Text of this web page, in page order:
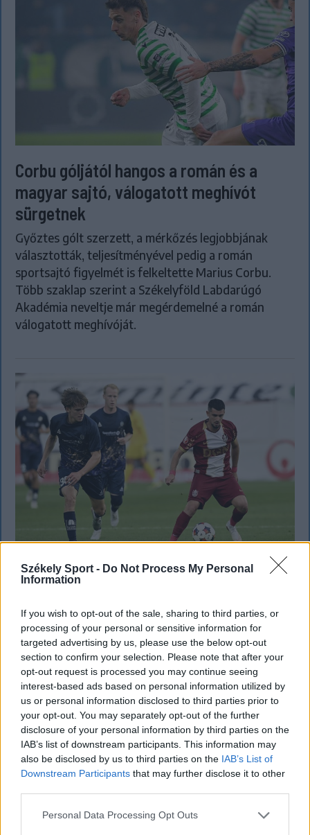
Székely Sport - Do Not Process My Personal
Information
If you wish to opt-out of the sale, sharing to third parties, or
processing of your personal or sensitive information for
targeted advertising by us, please use the below opt-out
section to confirm your selection. Please note that after your
opt-out request is processed you may continue seeing
interest-based ads based on personal information utilized by
us or personal information disclosed to third parties prior to
your opt-out. You may separately opt-out of the further
disclosure of your personal information by third parties on the
IAB’s list of downstream participants. This information may
also be disclosed by us to third parties on the IAB’s List of
Downstream Participants that may further disclose it to other
Personal Data Processing Opt Outs
Corbu góljától hangos a román és a
magyar sajtó, válogatott meghívót
sürgetnek
Győztes gólt szerzett, a mérkőzés legjobbjának
választották, teljesítményével pedig a román
sportsajtó figyelmét is felkeltette Marius Corbu.
Több szaklap szerint a Székelyföld Labdarúgó
Akadémia neveltje már megérdemelné a román
válogatott meghívóját.
Nagy pofonba szaladt belé a Kolozsvári
CFR, kikapott a Győr és a Loki is
Súlyos vereséget szenvedett hazai pályán a
Kolozsvári CFR a Konferencia Liga selejtezőjének
harmadik fordulójában. A magyar színeket képviselő
Győr és a Debrecen is hátrányból várja a
visszavágót.